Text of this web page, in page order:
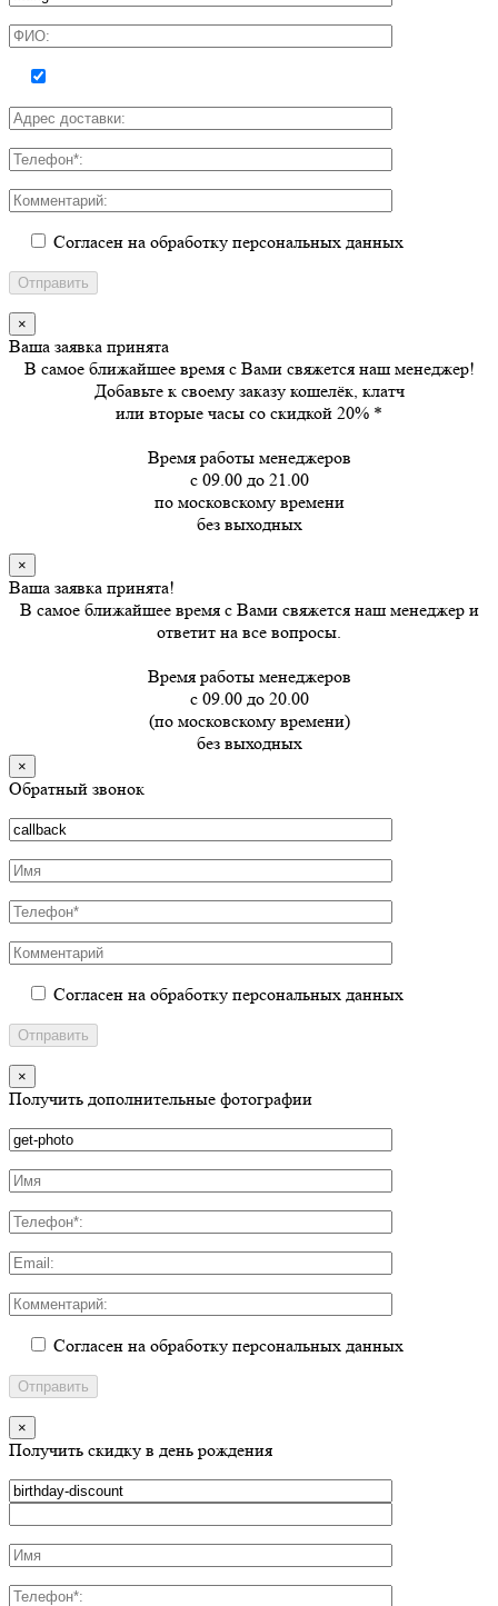
Согласен на обработку персональных данных
×
Ваша заявка принята
В самое ближайшее время с Вами свяжется наш менеджер!
Добавьте к своему заказу кошелёк, клатч
или вторые часы со скидкой 20% *
Время работы менеджеров
с 09.00 до 21.00
по московскому времени
без выходных
×
Ваша заявка принята!
В самое ближайшее время с Вами свяжется наш менеджер и
ответит на все вопросы.
Время работы менеджеров
с 09.00 до 20.00
(по московскому времени)
без выходных
×
Обратный звонок
Согласен на обработку персональных данных
×
Получить дополнительные фотографии
Согласен на обработку персональных данных
×
Получить скидку в день рождения